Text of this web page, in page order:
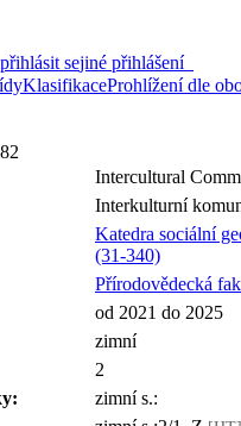
přihlásit sejiné přihlášení
KlasifikaceProhlížení dle
Intercultural
Interkulturní
Katedra sociální
(31-340)
Přírodovědecká
od 2021 do 2025
zimní
2
zimní s.: